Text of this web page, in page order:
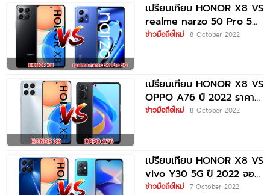
เปรียบเทียบ HONOR X8 VS
realme narzo 50 Pro 5G
ปี
ข่าวมือถือใหม่ 8 October 2022
เปรียบเทียบ HONOR X8 VS
OPPO A76 ปี 2022 ราคา
เท่ากัน สเปกครบเครื่อง
ข่าวมือถือใหม่ 8 October 2022
เปรียบเทียบ HONOR X8 VS
vivo Y30 5G ปี 2022 จอ
ใหญ่
ข่าวมือถือใหม่ 7 October 2022